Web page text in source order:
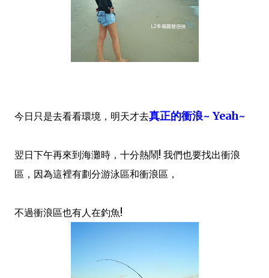
今日只是去看看環境，明天才去真正的衝浪~ Yeah~
翌日下午再來到海灘時，十分熱鬧! 我們也要找出衝浪
區，因為這裡有劃分游泳區和衝浪區，
不過衝浪區也有人在釣魚!